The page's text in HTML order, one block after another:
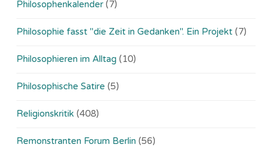
Philosophenkalender (7)
Philosophie fasst "die Zeit in Gedanken". Ein Projekt (7)
Philosophieren im Alltag (10)
Philosophische Satire (5)
Religionskritik (408)
Remonstranten Forum Berlin (56)